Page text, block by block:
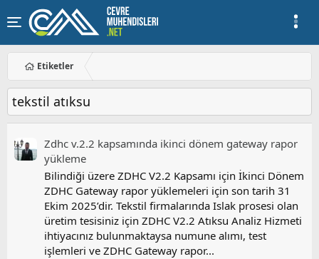
Etiketler
tekstil atıksu
Zdhc v.2.2 kapsamında i̇kinci dönem gateway rapor
yükleme
Bilindiği üzere ZDHC V2.2 Kapsamı için İkinci Dönem
ZDHC Gateway rapor yüklemeleri için son tarih 31
Ekim 2025’dir. Tekstil firmalarında Islak prosesi olan
üretim tesisiniz için ZDHC V2.2 Atıksu Analiz Hizmeti
ihtiyacınız bulunmaktaysa numune alımı, test
işlemleri ve ZDHC Gateway rapor...